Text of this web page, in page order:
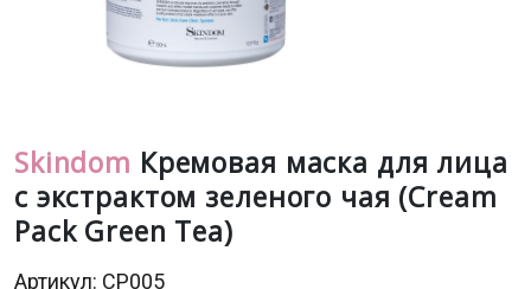
Skindom Кремовая маска для лица
с экстрактом зеленого чая (Cream
Pack Green Tea)
Артикул: CP005